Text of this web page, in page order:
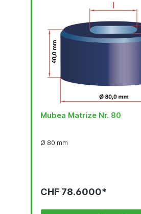
Mubea Matrize Nr. 80
Ø 80 mm
CHF 78.6000*